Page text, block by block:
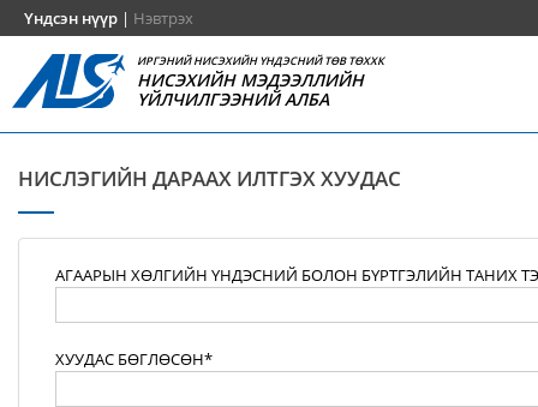
Үндсэн нүүр | Нэвтрэх
ИРГЭНИЙ НИСЭХИЙН ҮНДЭСНИЙ ТӨВ ТӨХХК
НИСЭХИЙН МЭДЭЭЛЛИЙН
ҮЙЛЧИЛГЭЭНИЙ АЛБА
НИСЛЭГИЙН ДАРААХ ИЛТГЭХ ХУУДАС
АГААРЫН ХӨЛГИЙН ҮНДЭСНИЙ БОЛОН БҮРТГЭЛИЙН ТАНИХ
ХУУДАС БӨГЛӨСӨН*